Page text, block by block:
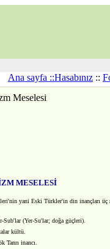
Ana sayfa ::Hasabınız ::
Meselesi
MESELESİ
yani Eski Türkler'in din inançları üç
Sub'lar (Yer-Su'lar; doğa güçleri).
kültü.
Tanrı inancı.